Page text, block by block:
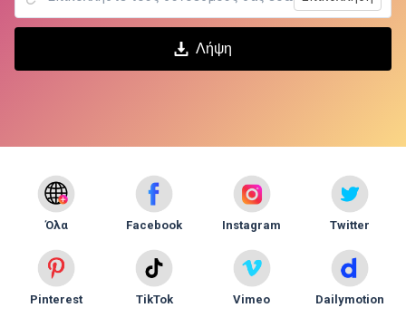
Λήψη
Όλα Facebook Instagram Twitter
Pinterest TikTok Vimeo Dailymotion